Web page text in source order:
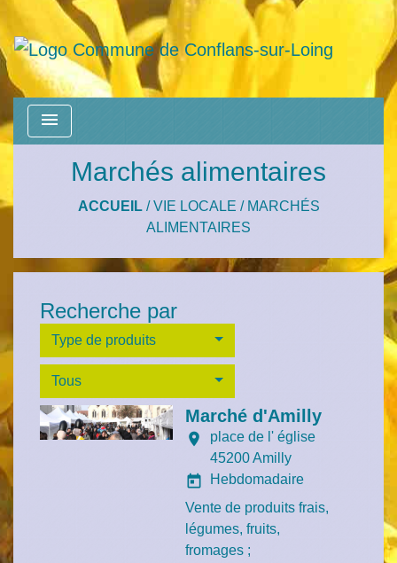
menu
Marchés alimentaires
ACCUEIL/VIE LOCALE / MARCHÉS
ALIMENTAIRES
Recherche par
Type de produits
Tous
Marché d'Amilly
location_on
place de l' église
45200 Amilly
today
Hebdomadaire
Vente de produits frais,
légumes, fruits,
fromages ;